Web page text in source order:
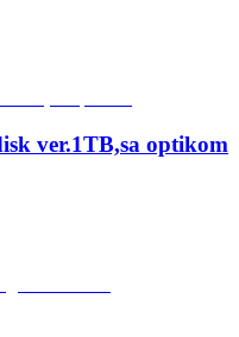
ver.1TB,sa optikom